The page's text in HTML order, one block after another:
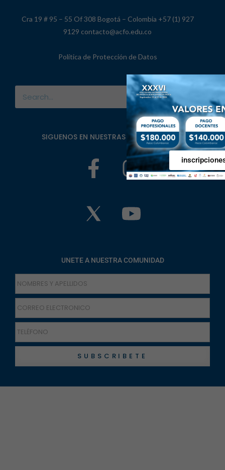
Cra 19 # 95 – 55 Of 308 Bogotá – Colombia +57 (1) 927
9129 contacto@acfo.edu.co
Política de Protección de Datos
SIGUENOS EN NUESTRAS REDES SOCIALES
UNETE A NUESTRA COMUNIDAD
SUBSCRIBETE